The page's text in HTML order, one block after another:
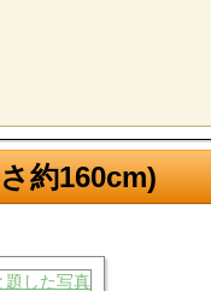
約160cm)